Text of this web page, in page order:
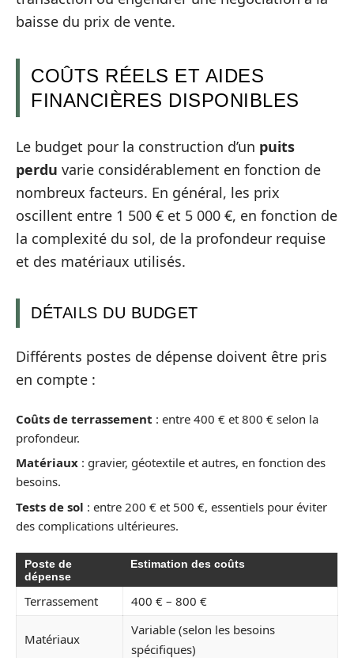
baisse du prix de vente.
COÛTS RÉELS ET AIDES
FINANCIÈRES DISPONIBLES
Le budget pour la construction d’un puits
perdu varie considérablement en fonction de
nombreux facteurs. En général, les prix
oscillent entre 1 500 € et 5 000 €, en fonction de
la complexité du sol, de la profondeur requise
et des matériaux utilisés.
DÉTAILS DU BUDGET
Différents postes de dépense doivent être pris
en compte :
Coûts de terrassement : entre 400 € et 800 € selon la
profondeur.
Matériaux : gravier, géotextile et autres, en fonction des
besoins.
Tests de sol : entre 200 € et 500 €, essentiels pour éviter
des complications ultérieures.
Poste de
dépense
Estimation des coûts
Terrassement 400 € – 800 €
Matériaux
Variable (selon les besoins
spécifiques)